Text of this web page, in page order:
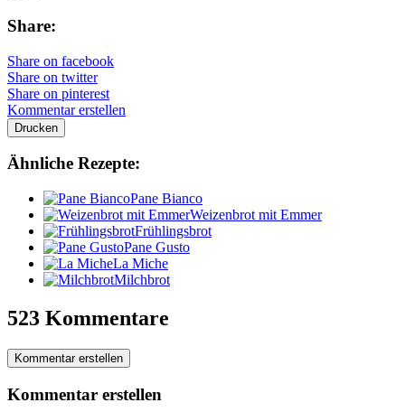
Share:
Share on facebook
Share on twitter
Share on pinterest
Kommentar erstellen
Drucken
Ähnliche Rezepte:
Pane Bianco
Weizenbrot mit Emmer
Frühlingsbrot
Pane Gusto
La Miche
Milchbrot
523 Kommentare
Kommentar erstellen
Kommentar erstellen